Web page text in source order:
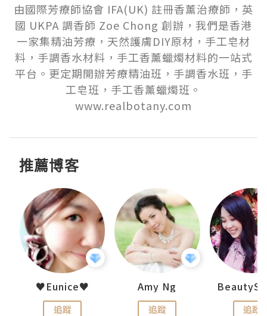
由國際芳療師協會 IFA(UK) 註冊香薰治療師，英
國 UKPA 調香師 Zoe Chong 創辦，我們是香港
一家集精油芳療，天然護膚DIY原材，手工皂材
料，手調香水材料，手工香薰蠟燭材料的一站式
平台。更定期開辦芳療精油班，手調香水班，手
工皂班，手工香薰蠟燭班。
www.realbotany.com
推薦博客
♥Eunice♥
追蹤
Amy Ng
追蹤 追蹤